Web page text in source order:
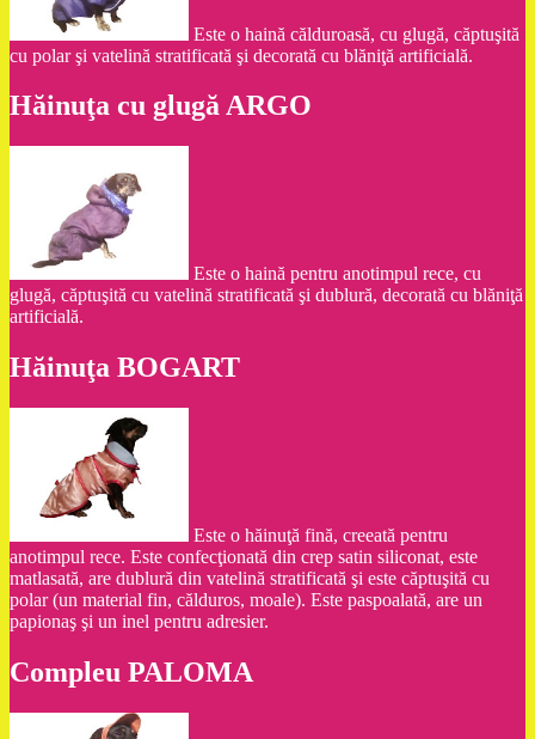
Este o haină călduroasă, cu glugă, căptuşită
cu polar şi vatelină stratificată şi decorată cu blăniţă artificială.
Hăinuţa cu glugă ARGO
Este o haină pentru anotimpul rece, cu
glugă, căptuşită cu vatelină stratificată şi dublură, decorată cu blăniţă
artificială.
Hăinuţa BOGART
Este o hăinuţă fină, creeată pentru
anotimpul rece. Este confecţionată din crep satin siliconat, este
matlasată, are dublură din vatelină stratificată şi este căptuşită cu
polar (un material fin, călduros, moale). Este paspoalată, are un
papionaş şi un inel pentru adresier.
Compleu PALOMA